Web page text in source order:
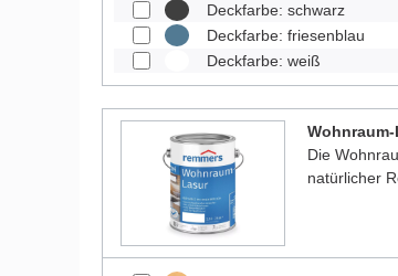
Deckfarbe: schwarz
Deckfarbe: friesenblau
Deckfarbe: weiß
Die
natürlicher